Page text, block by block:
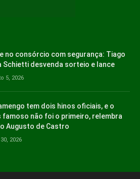
no consórcio com segurança: Tiago
Schietti desvenda sorteio e lance
5, 2026
tem dois hinos oficiais, e o
famoso não foi o primeiro, relembra
Augusto de Castro
2026